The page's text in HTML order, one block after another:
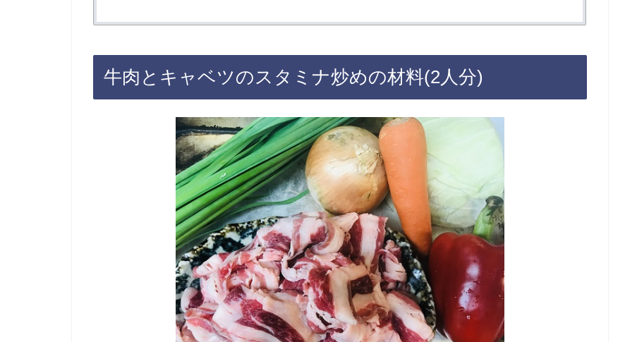
牛肉とキャベツのスタミナ炒めの材料(2人分)